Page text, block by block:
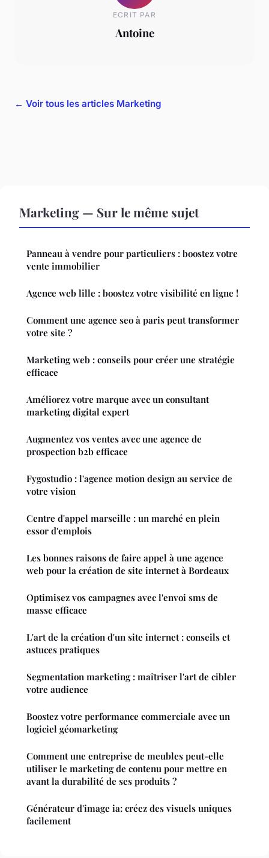
ECRIT PAR
Antoine
← Voir tous les articles Marketing
Marketing — Sur le même sujet
Panneau à vendre pour particuliers : boostez votre
vente immobilier
Agence web lille : boostez votre visibilité en ligne !
Comment une agence seo à paris peut transformer
votre site ?
Marketing web : conseils pour créer une stratégie
efficace
Améliorez votre marque avec un consultant
marketing digital expert
Augmentez vos ventes avec une agence de
prospection b2b efficace
Fygostudio : l'agence motion design au service de
votre vision
Centre d'appel marseille : un marché en plein
essor d'emplois
Les bonnes raisons de faire appel à une agence
web pour la création de site internet à Bordeaux
Optimisez vos campagnes avec l'envoi sms de
masse efficace
L'art de la création d'un site internet : conseils et
astuces pratiques
Segmentation marketing : maîtriser l'art de cibler
votre audience
Boostez votre performance commerciale avec un
logiciel géomarketing
Comment une entreprise de meubles peut-elle
utiliser le marketing de contenu pour mettre en
avant la durabilité de ses produits ?
Générateur d'image ia: créez des visuels uniques
facilement